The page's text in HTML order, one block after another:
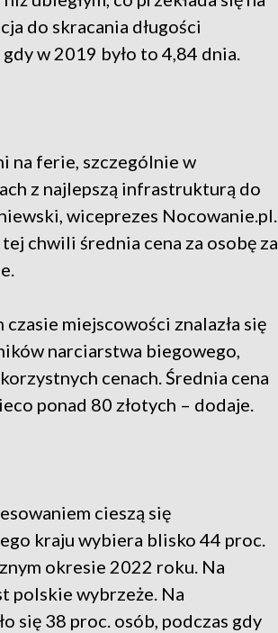
do skracania długości
w 2019 było to 4,84 dnia.
na ferie, szczególnie w
z najlepszą infrastrukturą do
wiceprezes Nocowanie.pl.
chwili średnia cena za osobę za
miejscowości znalazła się
narciarstwa biegowego,
cenach. Średnia cena
ponad 80 złotych – dodaje.
cieszą się
kraju wybiera blisko 44 proc.
okresie 2022 roku. Na
polskie wybrzeże. Na
się 38 proc. osób, podczas gdy